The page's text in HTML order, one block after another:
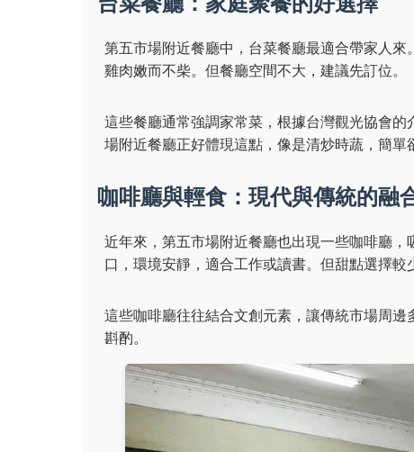
第五市場附近餐廳中，台菜餐廳最適合帶家人
雞肉嫩而不柴。但餐廳空間不大，建議先訂位。
這些餐廳通常強調家常菜，根據台灣觀光協會的
場附近餐廳正好體現這點，像是清炒時蔬，簡單
咖啡廳與輕食：現代與傳統的融
近年來，第五市場附近餐廳也出現一些咖啡廳
口，環境安靜，適合工作或讀書。但甜點選擇較
這些咖啡廳往往結合文創元素，讓傳統市場周
斟酌。